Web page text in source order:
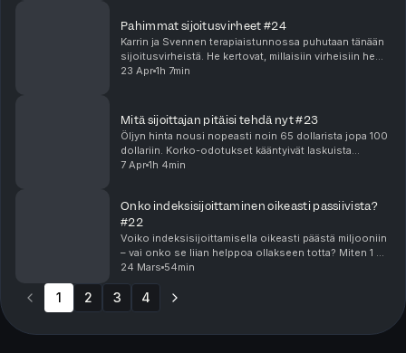
Pahimmat sijoitusvirheet #24
Karrin ja Svennen terapiaistunnossa puhutaan tänään
sijoitusvirheistä. He kertovat, millaisiin virheisiin he
ovat itse sortuneet pitkän sijoitusuransa aikana ja
23 Apr 1h 7min
Mitä sijoittajan pitäisi tehdä nyt #23
Öljyn hinta nousi nopeasti noin 65 dollarista jopa 100
dollariin. Korko-odotukset kääntyivät laskuista
koronnostoihin. Silti pörssi on tullut alas vain
7 Apr 1h 4min
Onko indeksisijoittaminen oikeasti passiivista?
#22
Voiko indeksisijoittamisella oikeasti päästä miljooniin
– vai onko se liian helppoa ollakseen totta? Miten 1 %-
yksikön kuluero voi tarkoittaa miljoonia euroja pitkällä
aikavälillä? Ja onko passiivinen...
24 Mars 54min
1 2 3 4